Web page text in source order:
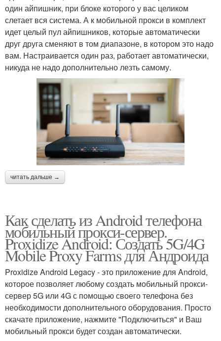
один айпишник, при блоке которого у вас целиком
слетает вся система. А к мобильной прокси в комплект
идет целый пул айпишников, которые автоматически
друг друга сменяют в том диапазоне, в котором это надо
вам. Настраивается один раз, работает автоматически,
никуда не надо дополнительно лезть самому.
читать дальше →
Как сделать из Android телефона
мобильный прокси-сервер.
Proxidize Android: Создать 5G/4G
Mobile Proxy Farms для Андроида
Proxidize Android Legacy - это приложение для Android,
которое позволяет любому создать мобильный прокси-
сервер 5G или 4G с помощью своего телефона без
необходимости дополнительного оборудования. Просто
скачате приложение, нажмите "Подключиться" и Ваш
мобильный прокси будет создан автоматически.